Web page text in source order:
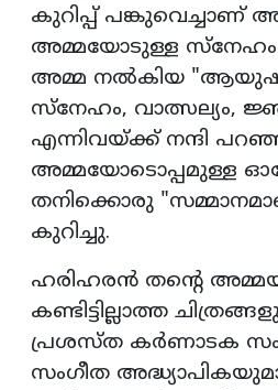
കുറിപ്പ് പങ്കുവെച്ചാണ്
അമ്മയോടുള്ള സ്നേഹം
അമ്മ നൽകിയ
സ്നേഹം, വാത്സല്യം,
എന്നിവയ്ക്ക് നന്ദി
അമ്മയോടൊപ്പമുള്ള
തനിക്കൊരു
കുറിച്ചു.
ഹരിഹരൻ തൻ്റെ
കണ്ടിട്ടില്ലാത്ത
പ്രശസ്ത കർണാടക
സംഗീത